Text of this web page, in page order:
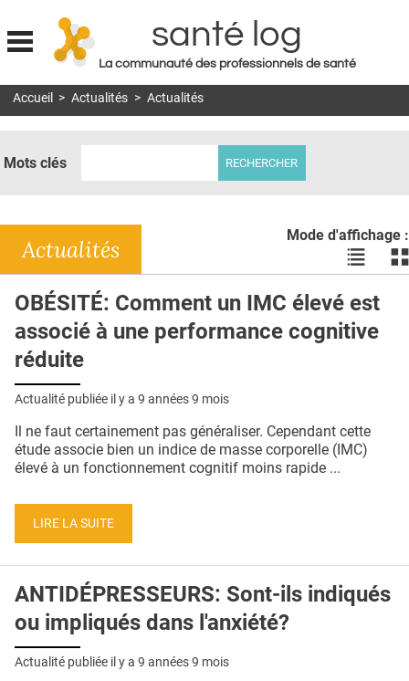
Jump to navigation
santé log
La communauté des professionnels de santé
MON COMPTE
DOSSIERS
RÉSEAUX
E-REVUE SAD
L'APP
PUBLICITÉ
CONTACT
Accueil > Actualités > Actualités
Mots clés
Mode d'affichage :
Voir
les
en
liste
les
Actualités
OBÉSITÉ: Comment un IMC élevé est
associé à une performance cognitive
réduite
Actualité publiée il y a 9 années 9 mois
Il ne faut certainement pas généraliser. Cependant cette
étude associe bien un indice de masse corporelle (IMC)
élevé à un fonctionnement cognitif moins rapide ...
LIRE LA SUITE
ANTIDÉPRESSEURS: Sont-ils indiqués
ou impliqués dans l'anxiété?
Actualité publiée il y a 9 années 9 mois